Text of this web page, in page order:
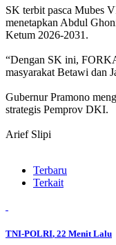
SK terbit pasca Mubes
menetapkan Abdul
Ketum 2026-2031.
“Dengan SK ini,
masyarakat Betawi dan
Gubernur Pramono
strategis Pemprov DKI.
Arief Slipi
Terbaru
Terkait
TNI-POLRI, 22 Menit Lalu